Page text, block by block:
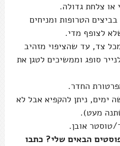
או צלחת גדולה.
הטרופות ומניחים
לצופף מדי.
3 דקות מכל צד, עד שהציפוי מזהיב
סופג וממשיכים לטגן את
החדר.
ימים, ניתן להקפיא אבל לא
מעט).
טוסטר אובן.
הבאים שלי? כתבו